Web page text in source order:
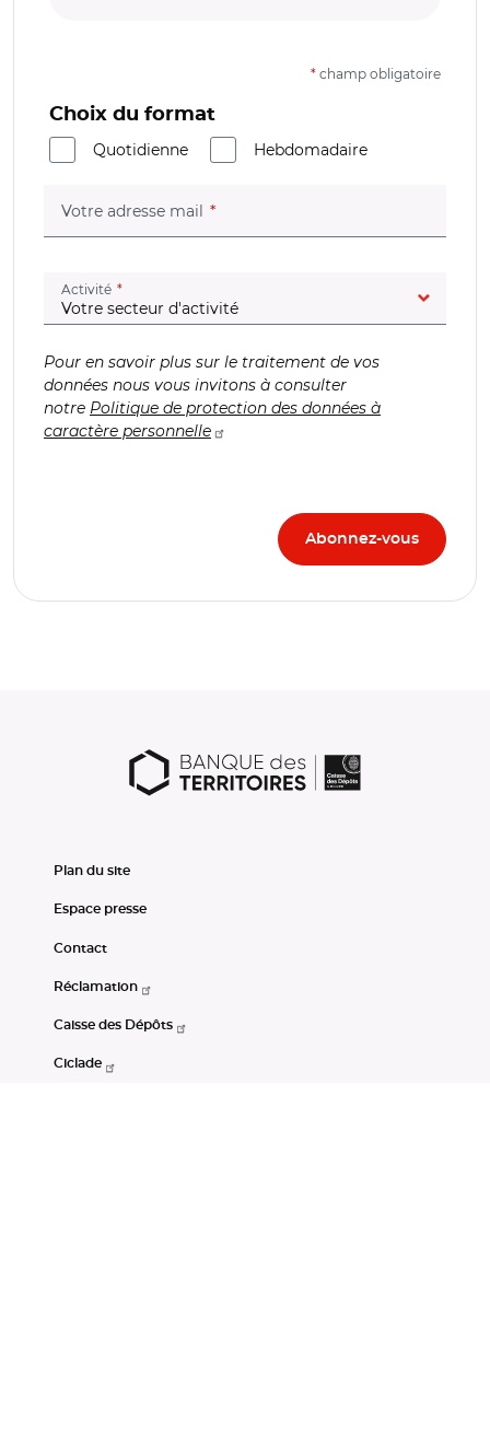
* champ obligatoire
Choix du format
Quotidienne
Hebdomadaire
Votre adresse mail (champ obligatoire)
Activité (champ obligatoire)
Pour en savoir plus sur le traitement de vos
données nous vous invitons à consulter
notre Politique de protection des données à
caractère personnelle
Plan du site
Espace presse
Contact
Réclamation
Caisse des Dépôts
Ciclade